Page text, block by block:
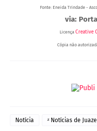
Fonte: Eneida Trindade -
via:
Licença Creative
Cópia não
Notícia ᶻ Notícias de